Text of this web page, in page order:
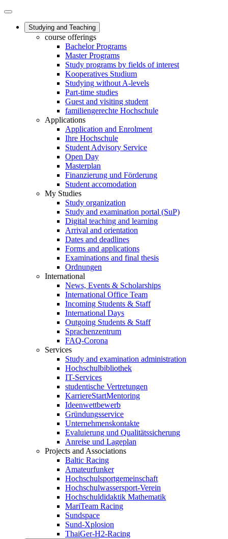
Studying and Teaching
course offerings
Bachelor Programs
Master Programs
Study programs by fields of interest
Kooperatives Studium
Studying without A-levels
Part-time studies
Guest and visiting student
familiengerechte Hochschule
Applications
Application and Enrolment
Ihre Hochschule
Student Advisory Service
Open Day
Masterplan
Finanzierung und Förderung
Student accomodation
My Studies
Study organization
Study and examination portal (SuP)
Digital teaching and learning
Arrival and orientation
Dates and deadlines
Forms and applications
Examinations and final thesis
Ordnungen
International
News, Events & Scholarships
International Office Team
Incoming Students & Staff
International Days
Outgoing Students & Staff
Sprachenzentrum
FAQ-Corona
Services
Study and examination administration
Hochschulbibliothek
IT-Services
studentische Vertretungen
KarriereStartMentoring
Ideenwettbewerb
Gründungsservice
Unternehmenskontakte
Evaluierung und Qualitätssicherung
Anreise und Lageplan
Projects and Associations
Baltic Racing
Amateurfunker
Hochschulsportgemeinschaft
Hochschulwassersport-Verein
Hochschuldidaktik Mathematik
MariTeam Racing
Sundspace
Sund-Xplosion
ThaiGer-H2-Racing